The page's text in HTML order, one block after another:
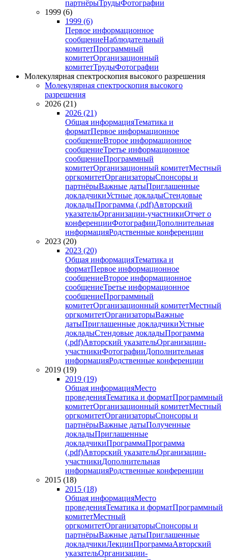
партнёрыТрудыФотографии
1999 (6)
1999 (6)
Первое информационное
сообщениеНаблюдательный
комитетПрограммный
комитетОрганизационный
комитетТрудыФотографии
Молекулярная спектроскопия высокого разрешения
Молекулярная спектроскопия высокого
разрешения
2026 (21)
2026 (21)
Общая информацияТематика и
форматПервое информационное
сообщениеВторое информационное
сообщениеТретье информационное
сообщениеПрограммный
комитетОрганизационный комитетМестный
оргкомитетОрганизаторыСпонсоры и
партнёрыВажные датыПриглашенные
докладчикиУстные докладыСтендовые
докладыПрограмма (.pdf)Авторский
указательОрганизации-участникиОтчет о
конференцииФотографииДополнительная
информацияРодственные конференции
2023 (20)
2023 (20)
Общая информацияТематика и
форматПервое информационное
сообщениеВторое информационное
сообщениеТретье информационное
сообщениеПрограммный
комитетОрганизационный комитетМестный
оргкомитетОрганизаторыВажные
датыПриглашенные докладчикиУстные
докладыСтендовые докладыПрограмма
(.pdf)Авторский указательОрганизации-
участникиФотографииДополнительная
информацияРодственные конференции
2019 (19)
2019 (19)
Общая информацияМесто
проведенияТематика и форматПрограммный
комитетОрганизационный комитетМестный
оргкомитетОрганизаторыСпонсоры и
партнёрыВажные датыПолученные
докладыПриглашенные
докладчикиПрограммаПрограмма
(.pdf)Авторский указательОрганизации-
участникиДополнительная
информацияРодственные конференции
2015 (18)
2015 (18)
Общая информацияМесто
проведенияТематика и форматПрограммный
комитетМестный
оргкомитетОрганизаторыСпонсоры и
партнёрыВажные датыПриглашенные
докладчикиЛекцииПрограммаАвторский
указательОрганизации-